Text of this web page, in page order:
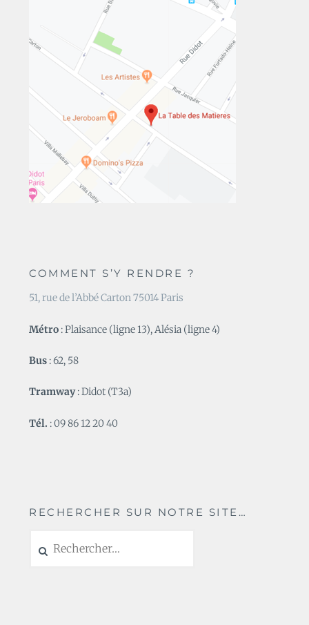
COMMENT S’Y RENDRE ?
51, rue de l’Abbé Carton 75014 Paris
Métro : Plaisance (ligne 13), Alésia (ligne 4)
Bus : 62, 58
Tramway: Didot (T3a)
Tél. : 09 86 12 20 40
RECHERCHER SUR NOTRE SITE…